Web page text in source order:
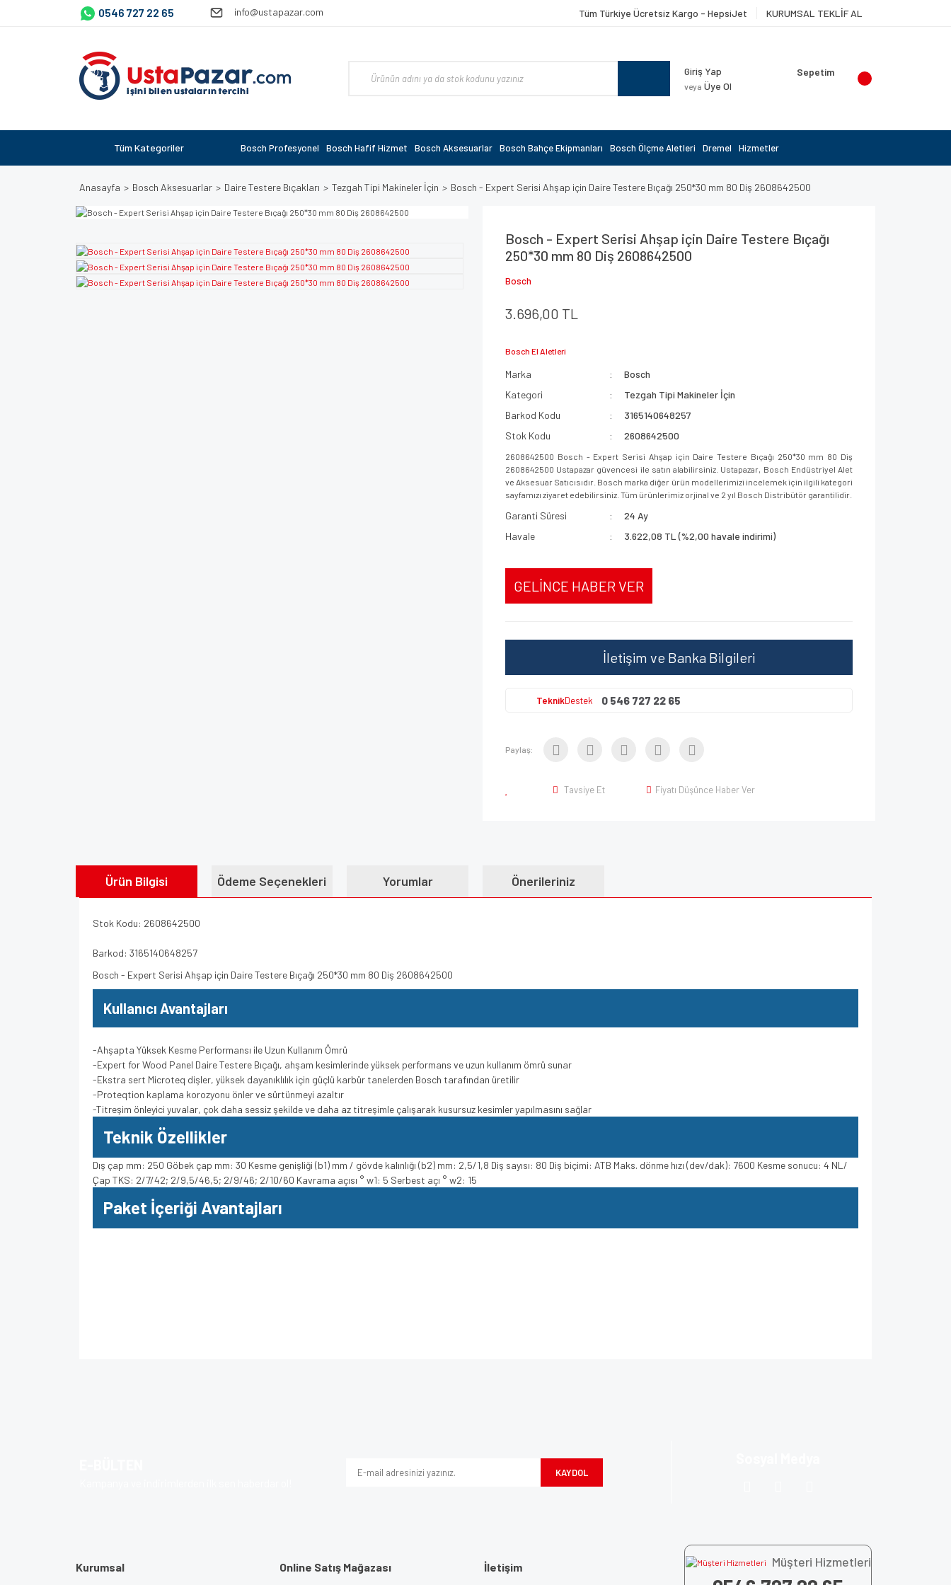
0546 727 22 65 info@ustapazar.com Tüm Türkiye Ücretsiz Kargo - HepsiJet KURUMSAL TEKLİF AL
Giriş Yap
veya Üye Ol
Sepetim
Tüm Kategoriler Bosch Profesyonel Bosch Hafif Hizmet Bosch Aksesuarlar Bosch Bahçe Ekipmanları Bosch Ölçme Aletleri Dremel Hizmetler
Anasayfa Bosch Aksesuarlar Daire Testere Bıçakları Tezgah Tipi Makineler İçin Bosch - Expert Serisi Ahşap için Daire Testere Bıçağı 250*30 mm 80 Diş 2608642500
Bosch - Expert Serisi Ahşap için Daire Testere Bıçağı
250*30 mm 80 Diş 2608642500
Bosch
3.696,00 TL
Bosch El Aletleri
Marka
Bosch
Kategori
Tezgah Tipi Makineler İçin
Barkod Kodu
3165140648257
Stok Kodu
2608642500
2608642500 Bosch - Expert Serisi Ahşap için Daire Testere Bıçağı 250*30 mm 80 Diş
2608642500 Ustapazar güvencesi ile satın alabilirsiniz. Ustapazar, Bosch Endüstriyel Alet
ve Aksesuar Satıcısıdır. Bosch marka diğer ürün modellerimizi incelemek için ilgili kategori
sayfamızı ziyaret edebilirsiniz. Tüm ürünlerimiz orjinal ve 2 yıl Bosch Distribütör garantilidir.
Garanti Süresi
24 Ay
Havale
3.622,08 TL (%2,00 havale indirimi)
GELİNCE HABER VER
İletişim ve Banka Bilgileri
TeknikDestek 0 546 727 22 65
Paylaş:
Tavsiye Et Fiyatı Düşünce Haber Ver
Ürün Bilgisi Ödeme Seçenekleri Yorumlar Önerileriniz
Stok Kodu: 2608642500
Barkod: 3165140648257
Bosch - Expert Serisi Ahşap için Daire Testere Bıçağı 250*30 mm 80 Diş 2608642500
Kullanıcı Avantajları
-Ahşapta Yüksek Kesme Performansı ile Uzun Kullanım Ömrü
-Expert for Wood Panel Daire Testere Bıçağı, ahşam kesimlerinde yüksek performans ve uzun kullanım ömrü sunar
-Ekstra sert Microteq dişler, yüksek dayanıklılık için güçlü karbür tanelerden Bosch tarafından üretilir
-Proteqtion kaplama korozyonu önler ve sürtünmeyi azaltır
-Titreşim önleyici yuvalar, çok daha sessiz şekilde ve daha az titreşimle çalışarak kusursuz kesimler yapılmasını sağlar
Teknik Özellikler
Dış çap mm: 250 Göbek çap mm: 30 Kesme genişliği (b1) mm / gövde kalınlığı (b2) mm: 2,5/1,8 Diş sayısı: 80 Diş biçimi: ATB Maks. dönme hızı (dev/dak): 7600 Kesme sonucu: 4 NL/
Çap TKS: 2/7/42; 2/9,5/46,5; 2/9/46; 2/10/60 Kavrama açısı ° w1: 5 Serbest açı ° w2: 15
Paket İçeriği Avantajları
KAYDOL
Kurumsal Online Satış Mağazası İletişim Müşteri Hizmetleri